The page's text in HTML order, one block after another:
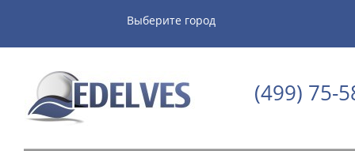
Выберите город
(499) 75-